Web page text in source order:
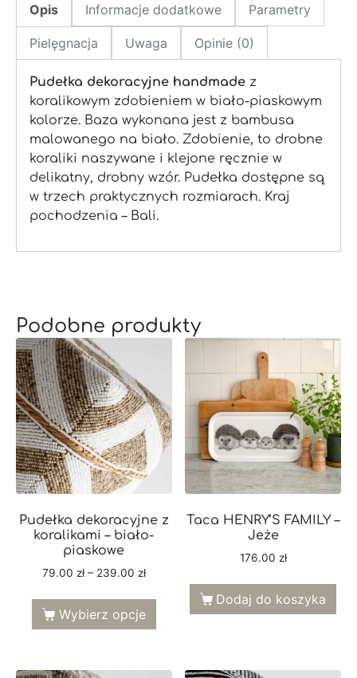
Opis Informacje dodatkowe Parametry
Pielęgnacja Uwaga Opinie (0)
Pudełka dekoracyjne handmade z
koralikowym zdobieniem w biało-piaskowym
kolorze. Baza wykonana jest z bambusa
malowanego na biało. Zdobienie, to drobne
koraliki naszywane i klejone ręcznie w
delikatny, drobny wzór. Pudełka dostępne są
w trzech praktycznych rozmiarach. Kraj
pochodzenia – Bali.
Podobne produkty
Pudełka dekoracyjne z
koralikami – biało-
piaskowe
79.00 zł – 239.00 zł
Wybierz opcje
Taca HENRY’S FAMILY –
Jeże
176.00 zł
Dodaj do koszyka